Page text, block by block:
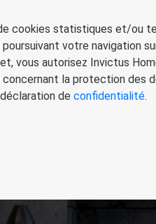
cookies statistiques et/ou
votre navigation
vous autorisez Invictus
la protection des
de confidentialité.